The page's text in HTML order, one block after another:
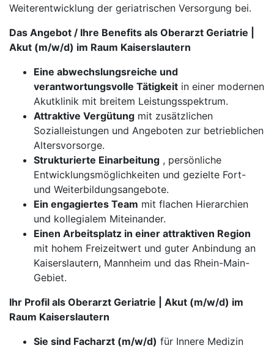
Weiterentwicklung der geriatrischen Versorgung bei.
Das Angebot / Ihre Benefits als Oberarzt Geriatrie |
Akut (m/w/d) im Raum Kaiserslautern
Eine abwechslungsreiche und
verantwortungsvolle Tätigkeit in einer modernen
Akutklinik mit breitem Leistungsspektrum.
Attraktive Vergütung mit zusätzlichen
Sozialleistungen und Angeboten zur betrieblichen
Altersvorsorge.
Strukturierte Einarbeitung , persönliche
Entwicklungsmöglichkeiten und gezielte Fort-
und Weiterbildungsangebote.
Ein engagiertes Team mit flachen Hierarchien
und kollegialem Miteinander.
Einen Arbeitsplatz in einer attraktiven Region
mit hohem Freizeitwert und guter Anbindung an
Kaiserslautern, Mannheim und das Rhein-Main-
Gebiet.
Ihr Profil als Oberarzt Geriatrie | Akut (m/w/d) im
Raum Kaiserslautern
Sie sind Facharzt (m/w/d) für Innere Medizin